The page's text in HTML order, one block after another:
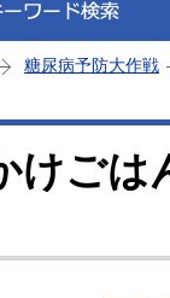
糖尿病予防大作戦
けごは